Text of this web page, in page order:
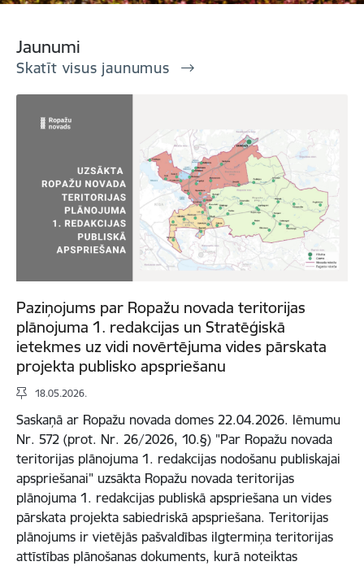
Jaunumi
Skatīt visus jaunumus
Paziņojums par Ropažu novada teritorijas
plānojuma 1. redakcijas un Stratēģiskā
ietekmes uz vidi novērtējuma vides pārskata
projekta publisko apspriešanu
18.05.2026.
Saskaņā ar Ropažu novada domes 22.04.2026. lēmumu
Nr. 572 (prot. Nr. 26/2026, 10.§) "Par Ropažu novada
teritorijas plānojuma 1. redakcijas nodošanu publiskajai
apspriešanai" uzsākta Ropažu novada teritorijas
plānojuma 1. redakcijas publiskā apspriešana un vides
pārskata projekta sabiedriskā apspriešana. Teritorijas
plānojums ir vietējās pašvaldības ilgtermiņa teritorijas
attīstības plānošanas dokuments, kurā noteiktas